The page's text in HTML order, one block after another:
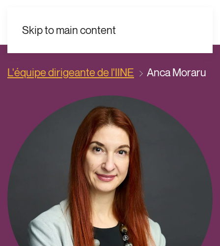
Skip to main content
L'équipe dirigeante de l'IINE Anca Moraru